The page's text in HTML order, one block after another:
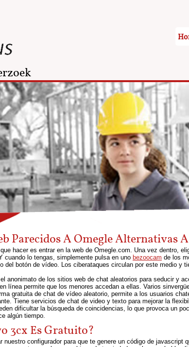
Parecidos A Omegle Alternativas
hacer es entrar en la web de Omegle.com. Una vez dentro,
cuando lo tengas, simplemente pulsa en uno bezoocam de los
del botón de vídeo. Los ciberataques circulan por este medio y
anonimato de los sitios web de chat aleatorios para seducir y
línea permite que los menores accedan a ellas. Varios
gratuita de chat de vídeo aleatorio, permite a los usuarios
Tiene servicios de chat de video y texto para mejorar la
dificultar la búsqueda de coincidencias, lo que provoca un
algún tiempo.
3cx Es Gratuito?
configurador para que te genere un código de javascript